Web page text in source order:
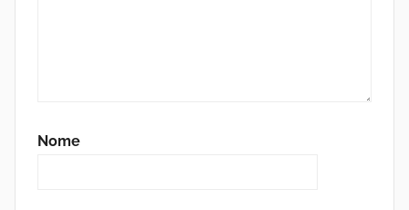
Nome